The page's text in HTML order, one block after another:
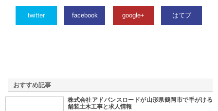
twitter facebook google+ はてブ
おすすめ記事
株式会社アドバンスロードが山形県鶴岡市で手がける
舗装土木工事と求人情報